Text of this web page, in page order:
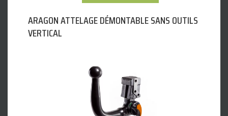
ARAGON ATTELAGE DÉMONTABLE SANS OUTILS
VERTICAL